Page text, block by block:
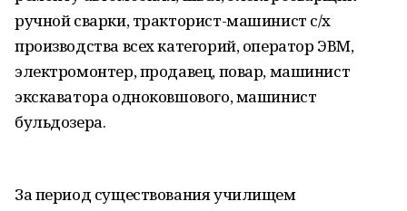
ручной сварки, тракторист-машинист с/х
производства всех категорий, оператор ЭВМ,
электромонтер, продавец, повар, машинист
экскаватора одноковшового, машинист
бульдозера.
За период существования училищем